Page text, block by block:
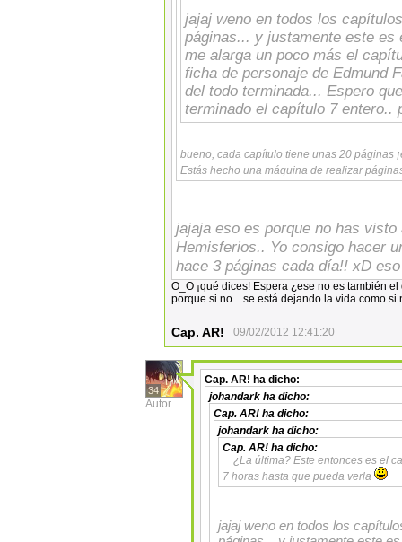
jajaj weno en todos los
páginas... y justamente este
me alarga un poco más el
ficha de personaje de Edmund
del todo terminada... Espero
terminado el capítulo 7 entero..
bueno, cada capítulo tiene unas 20 páginas
Estás hecho una máquina de realizar
jajaja eso es porque no has
Hemisferios.. Yo consigo hacer
hace 3 páginas cada día!! xD
O_O ¡qué dices! Espera ¿ese no es también
porque si no... se está dejando la vida como si
Cap. AR! 09/02/2012 12:41:20
34
Autor
Cap. AR! ha dicho:
johandark ha dicho:
Cap. AR! ha dicho:
johandark ha dicho:
Cap. AR! ha dicho:
¿La última? Este entonces es el
7 horas hasta que pueda verla
jajaj weno en todos los